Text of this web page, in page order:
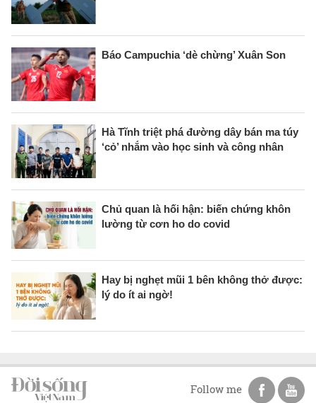
Báo Campuchia ‘dè chừng’ Xuân Son
Hà Tĩnh triệt phá đường dây bán ma túy
‘cỏ’ nhắm vào học sinh và công nhân
Chủ quan là hối hận: biến chứng khôn
lường từ cơn ho do covid
Hay bị nghẹt mũi 1 bên không thở được:
lý do ít ai ngờ!
Follow me